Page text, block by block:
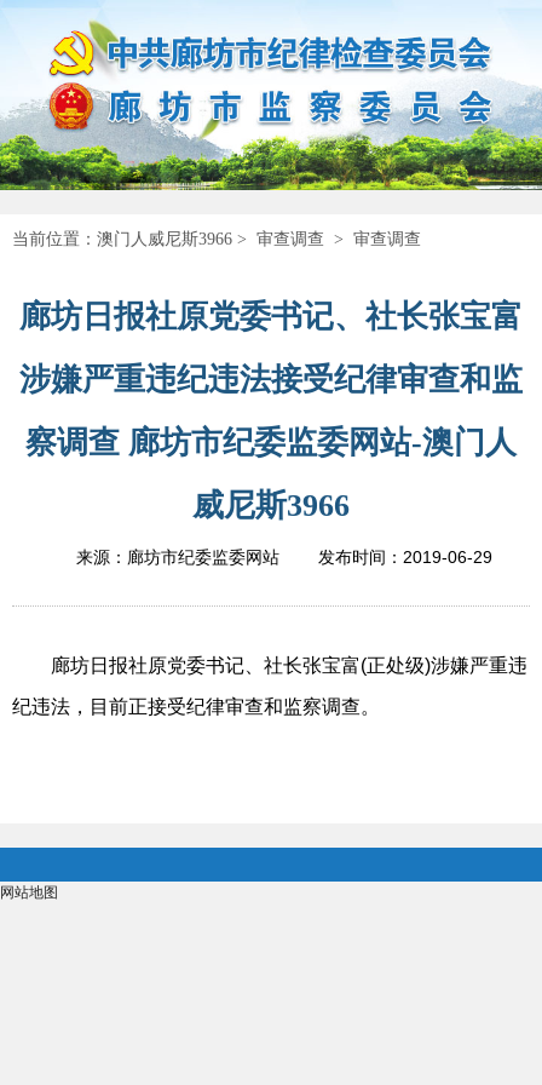
当前位置： 澳门人威尼斯3966 > 审查调查 > 审查调查
廊坊日报社原党委书记、社长张宝富
涉嫌严重违纪违法接受纪律审查和监
察调查 廊坊市纪委监委网站-澳门人
威尼斯3966
来源：廊坊市纪委监委网站 发布时间： 2019-06-29
廊坊日报社原党委书记、社长张宝富(正处级)涉嫌严重违
纪违法，目前正接受纪律审查和监察调查。
网站地图